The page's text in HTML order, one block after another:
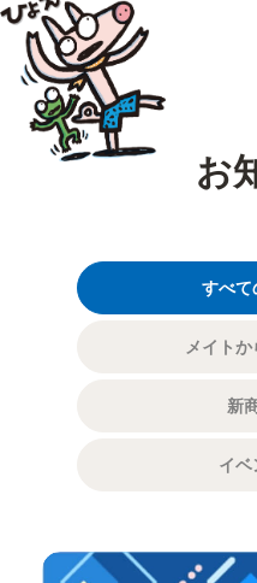
お
すべて
メイト
新
イベ